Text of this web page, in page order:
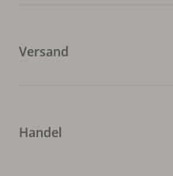
Versand
Handel